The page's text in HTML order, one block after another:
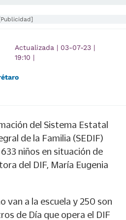
Actualizada | 03-07-23 |
19:10 |
del Sistema Estatal
de la Familia (SEDIF)
niños en situación de
del DIF, María Eugenia
van a la escuela y 250 son
de Día que opera el DIF